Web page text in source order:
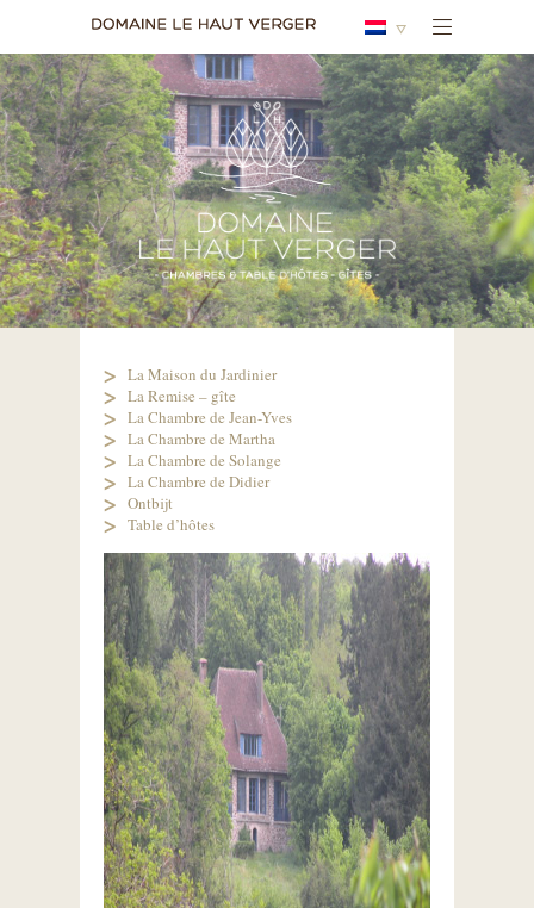
La Maison du Jardinier
La Remise – gîte
La Chambre de Jean-Yves
La Chambre de Martha
La Chambre de Solange
La Chambre de Didier
Ontbijt
Table d’hôtes